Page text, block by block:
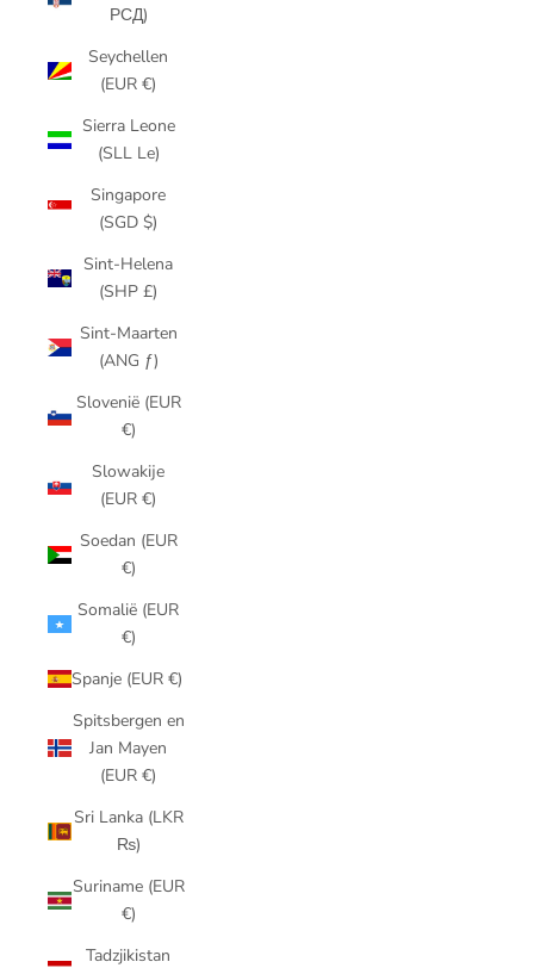
РСД)
Seychellen
(EUR €)
Sierra Leone
(SLL Le)
Singapore
(SGD $)
Sint-Helena
(SHP £)
Sint-Maarten
(ANG ƒ)
Slovenië (EUR
€)
Slowakije
(EUR €)
Soedan (EUR
€)
Somalië (EUR
€)
Spanje (EUR €)
Spitsbergen en
Jan Mayen
(EUR €)
Sri Lanka (LKR
₨)
Suriname (EUR
€)
Tadzjikistan